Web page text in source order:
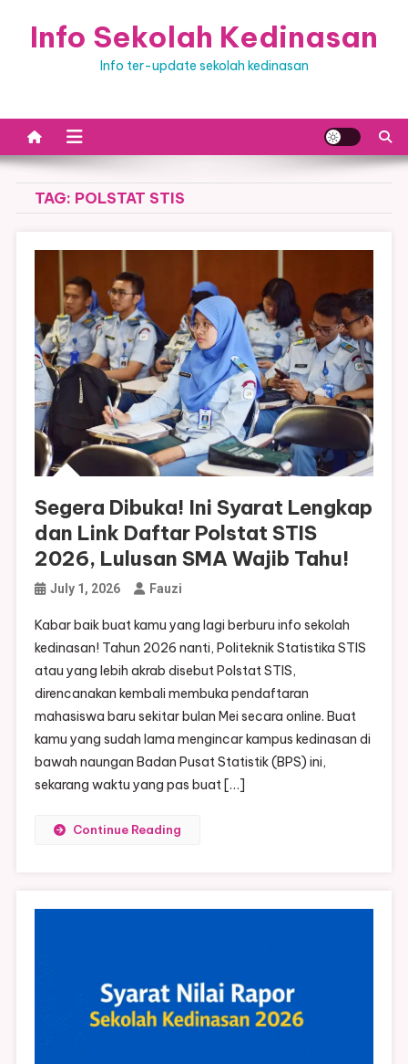
Info Sekolah Kedinasan
Info ter-update sekolah kedinasan
TAG: POLSTAT STIS
Segera Dibuka! Ini Syarat Lengkap
dan Link Daftar Polstat STIS
2026, Lulusan SMA Wajib Tahu!
July 1, 2026 Fauzi
Kabar baik buat kamu yang lagi berburu info sekolah
kedinasan! Tahun 2026 nanti, Politeknik Statistika STIS
atau yang lebih akrab disebut Polstat STIS,
direncanakan kembali membuka pendaftaran
mahasiswa baru sekitar bulan Mei secara online. Buat
kamu yang sudah lama mengincar kampus kedinasan di
bawah naungan Badan Pusat Statistik (BPS) ini,
sekarang waktu yang pas buat […]
Continue Reading